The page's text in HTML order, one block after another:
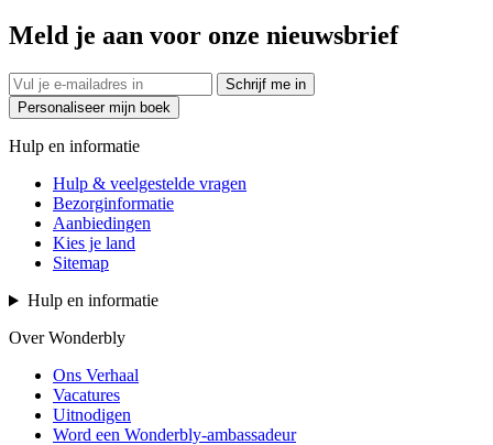
Meld je aan voor onze nieuwsbrief
Schrijf me in
Personaliseer mijn boek
Hulp en informatie
Hulp & veelgestelde vragen
Bezorginformatie
Aanbiedingen
Kies je land
Sitemap
Hulp en informatie
Over Wonderbly
Ons Verhaal
Vacatures
Uitnodigen
Word een Wonderbly-ambassadeur